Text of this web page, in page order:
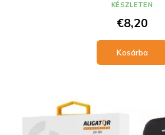
€8,20
Kosárba
KÉSZLETEN